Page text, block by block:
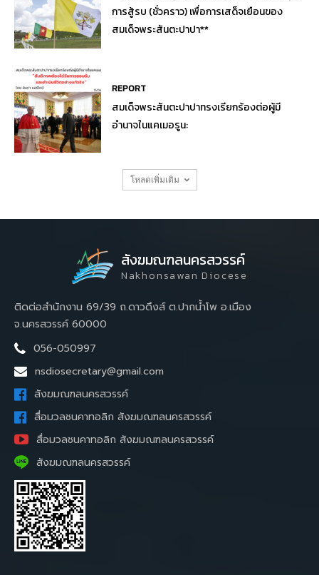
การสู้รบ (ชั่วคราว) เพื่อการเสด็จเยือนของ
สมเด็จพระสันตะปาปา**
REPORT
สมเด็จพระสันตะปาปาทรงเรียกร้องต่อผู้มี
อำนาจในแคเมอรูน:
โหลดเพิ่มเติม
สังฆมณฑลนครสวรรค์
Nakhonsawan Diocese
ติดต่อสำนักงาน 69/39 ถ.ดาวดึงส์ ต.ปากน้ำโพ อ.เมือง
จ.นครสวรรค์ 60000
056-050997
nsdiosecretary@gmail.com
สังฆมณฑลนครสวรรค์
สื่อมวลชนคาทอลิก สังฆมณฑลนครสวรรค์
สื่อมวลชนคาทอลิก สังฆมณฑลนครสวรรค์
สังฆมณฑลนครสวรรค์